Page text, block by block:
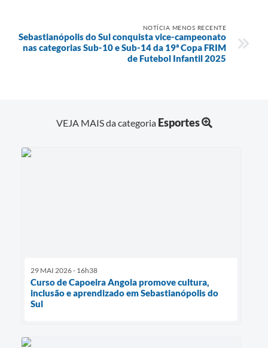
NOTÍCIA MENOS RECENTE
Sebastianópolis do Sul conquista vice-campeonato
nas categorias Sub-10 e Sub-14 da 19ª Copa FRIM
de Futebol Infantil 2025
VEJA MAIS da categoria Esportes
29 MAI 2026 - 16h38
Curso de Capoeira Angola promove cultura,
inclusão e aprendizado em Sebastianópolis do
Sul